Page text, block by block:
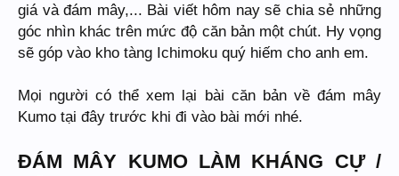
giá và đám mây,... Bài viết hôm nay sẽ chia sẻ những
góc nhìn khác trên mức độ căn bản một chút. Hy vọng
sẽ góp vào kho tàng Ichimoku quý hiếm cho anh em.
Mọi người có thể xem lại bài căn bản về đám mây
Kumo tại đây trước khi đi vào bài mới nhé.
ĐÁM MÂY KUMO LÀM KHÁNG CỰ /